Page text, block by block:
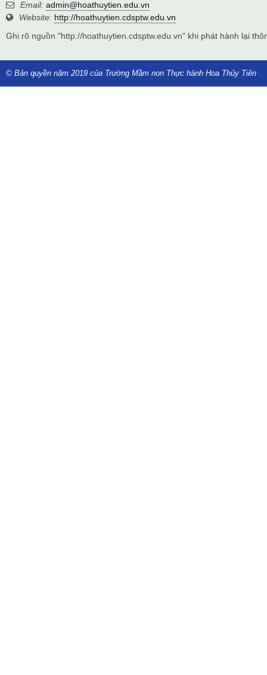
Email: admin@hoathuytien.edu.vn
Website: http://hoathuytien.cdsptw.edu.vn
Ghi rõ nguồn "http://hoathuytien.cdsptw.edu.vn" khi phát hành lại
© Bản quyền năm 2019 của Trường Mầm non Thực hành Hoa Thủy Tiên